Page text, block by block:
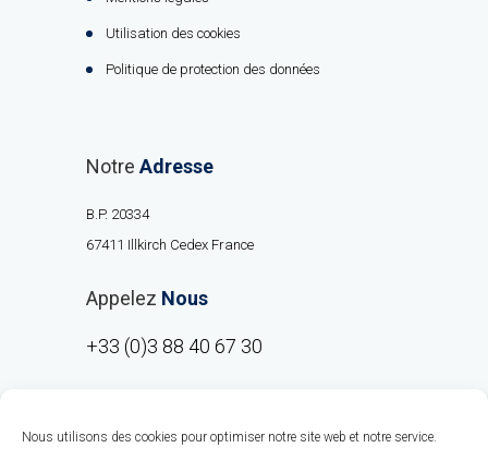
Nous utilisons des cookies pour optimiser notre site web et notre service.
Utilisation des cookies
Politique de protection des données
Notre Adresse
B.P. 20334
67411 Illkirch Cedex France
Appelez Nous
+33 (0)3 88 40 67 30